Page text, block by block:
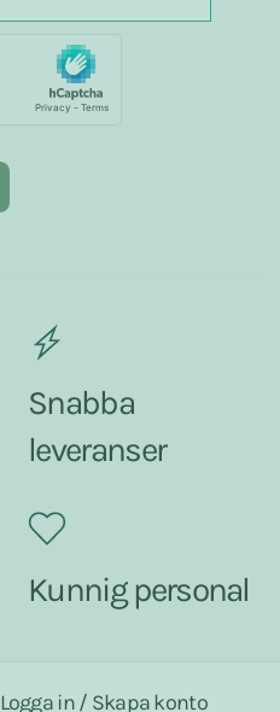
Snabba
leveranser
Kunnig personal
Logga in / Skapa konto